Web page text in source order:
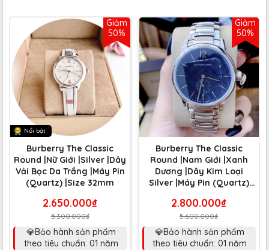
Giảm
50%
Nổi bật
Burberry The Classic
Round |Nữ Giới |Silver |Dây
Vải Bọc Da Trắng |Máy Pin
(Quartz) |Size 32mm
2.650.000₫
5.300.000₫
💎Bảo hành sản phẩm
theo tiêu chuẩn: 01 năm
Giảm
50%
Burberry The Classic
Round |Nam Giới |Xanh
Dương |Dây Kim Loại
Silver |Máy Pin (Quartz)
2.800.000₫
5.600.000₫
💎Bảo hành sản phẩm
theo tiêu chuẩn: 01 năm